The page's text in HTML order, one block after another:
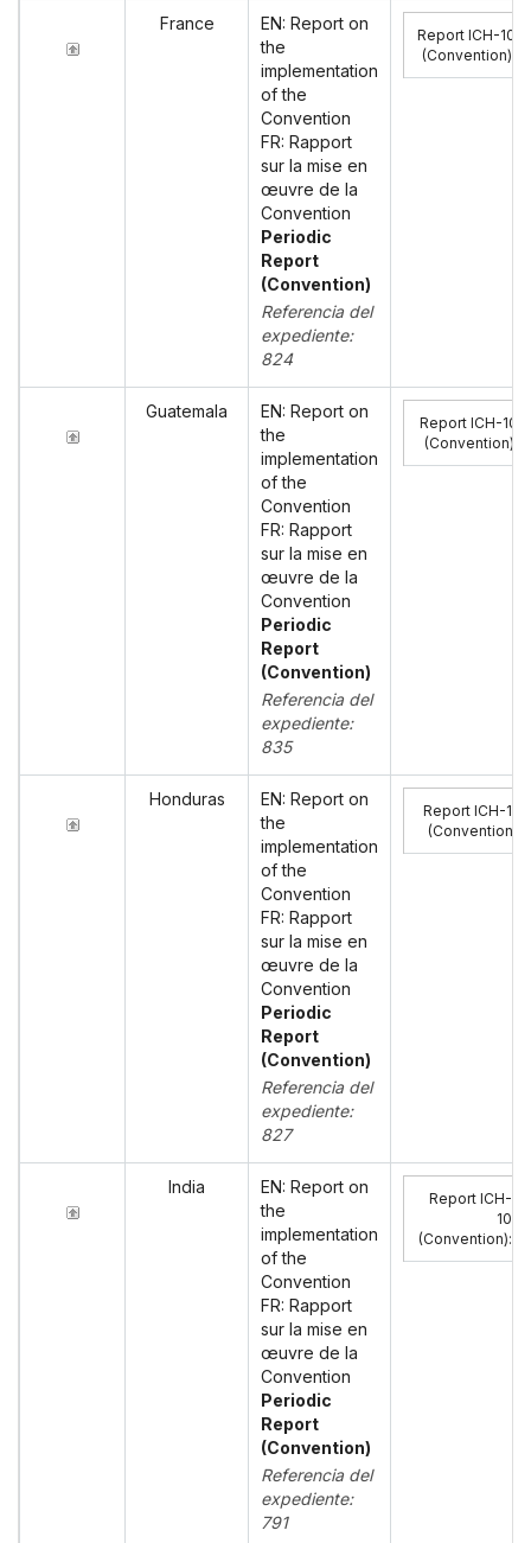
France
EN: Report on
the
implementation
of the
Convention
FR: Rapport
sur la mise en
œuvre de la
Convention
Periodic
Report
(Convention)
Referencia del
expediente:
824
Report ICH-10
(Convention)
Guatemala
EN: Report on
the
implementation
of the
Convention
FR: Rapport
sur la mise en
œuvre de la
Convention
Periodic
Report
(Convention)
Referencia del
expediente:
835
Report ICH-10
(Convention)
Honduras
EN: Report on
the
implementation
of the
Convention
FR: Rapport
sur la mise en
œuvre de la
Convention
Periodic
Report
(Convention)
Referencia del
expediente:
827
Report ICH-10
(Convention)
India
EN: Report on
the
implementation
of the
Convention
FR: Rapport
sur la mise en
œuvre de la
Convention
Periodic
Report
(Convention)
Referencia del
expediente:
791
Report ICH-
10
(Convention):